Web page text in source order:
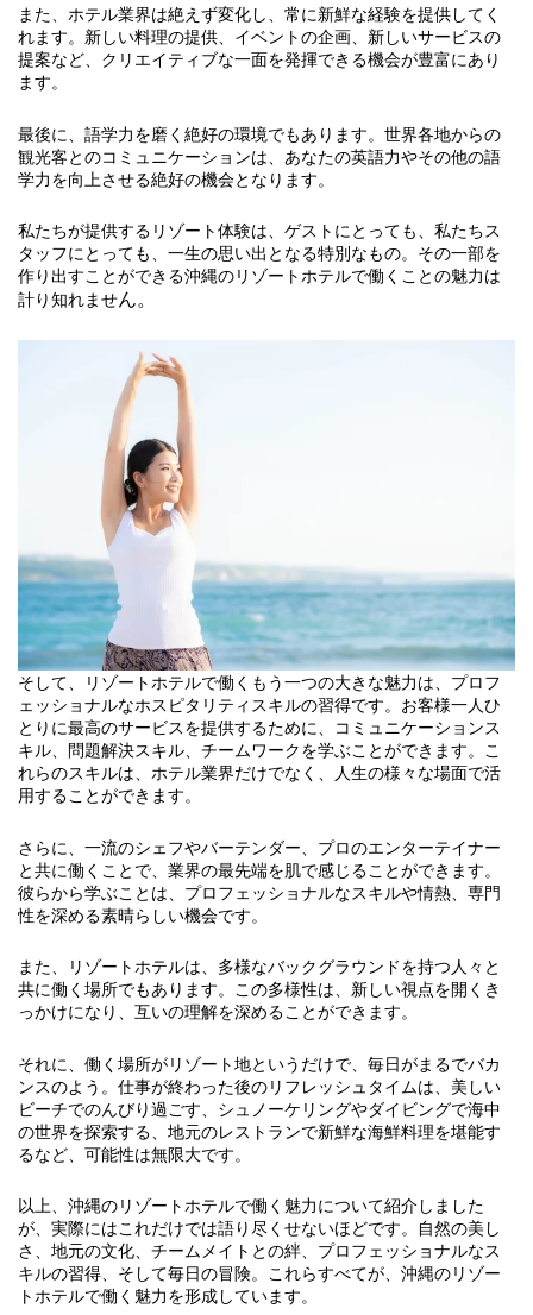
また、ホテル業界は絶えず変化し、常に新鮮な経験を提供してく
れます。新しい料理の提供、イベントの企画、新しいサービスの
提案など、クリエイティブな一面を発揮できる機会が豊富にあり
ます。
最後に、語学力を磨く絶好の環境でもあります。世界各地からの
観光客とのコミュニケーションは、あなたの英語力やその他の語
学力を向上させる絶好の機会となります。
私たちが提供するリゾート体験は、ゲストにとっても、私たちス
タッフにとっても、一生の思い出となる特別なもの。その一部を
作り出すことができる沖縄のリゾートホテルで働くことの魅力は
計り知れません。
そして、リゾートホテルで働くもう一つの大きな魅力は、プロフ
ェッショナルなホスピタリティスキルの習得です。お客様一人ひ
とりに最高のサービスを提供するために、コミュニケーションス
キル、問題解決スキル、チームワークを学ぶことができます。こ
れらのスキルは、ホテル業界だけでなく、人生の様々な場面で活
用することができます。
さらに、一流のシェフやバーテンダー、プロのエンターテイナー
と共に働くことで、業界の最先端を肌で感じることができます。
彼らから学ぶことは、プロフェッショナルなスキルや情熱、専門
性を深める素晴らしい機会です。
また、リゾートホテルは、多様なバックグラウンドを持つ人々と
共に働く場所でもあります。この多様性は、新しい視点を開くき
っかけになり、互いの理解を深めることができます。
それに、働く場所がリゾート地というだけで、毎日がまるでバカ
ンスのよう。仕事が終わった後のリフレッシュタイムは、美しい
ビーチでのんびり過ごす、シュノーケリングやダイビングで海中
の世界を探索する、地元のレストランで新鮮な海鮮料理を堪能す
るなど、可能性は無限大です。
以上、沖縄のリゾートホテルで働く魅力について紹介しました
が、実際にはこれだけでは語り尽くせないほどです。自然の美し
さ、地元の文化、チームメイトとの絆、プロフェッショナルなス
キルの習得、そして毎日の冒険。これらすべてが、沖縄のリゾー
トホテルで働く魅力を形成しています。